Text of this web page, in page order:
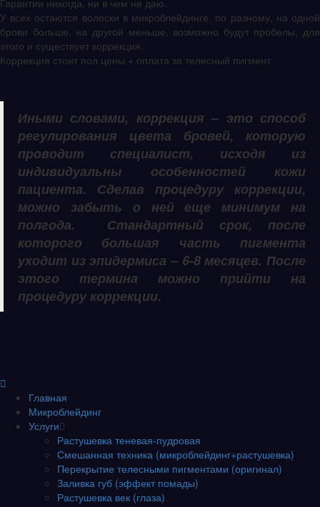
Гарантии никогда, ни в чем не даю.
У всех остаются волоски в микроблейдинге, по разному, на одной
брови больше, на другой меньше, возможно будут пробелы, для
этого и существует коррекция.
Коррекция стоит пол цены + оплата за телесный пигмент
Иными словами, коррекция – это способ
регулирования цвета бровей, которую
проводит специалист, исходя из
индивидуальны особенностей кожи
пациента. Сделав процедуру коррекции,
можно забыть о ней еще минимум на
полгода. Стандартный срок, после
которого большая часть пигмента
уходит из эпидермиса – 6-8 месяцев. После
этого термина можно прийти на
процедуру коррекции.
Главная
Микроблейдинг
Услуги
Растушевка теневая-пудровая
Смешанная техника (микроблейдинг+растушевка)
Перекрытие телесными пигментами (оригинал)
Заливка губ (эффект помады)
Растушевка век (глаза)